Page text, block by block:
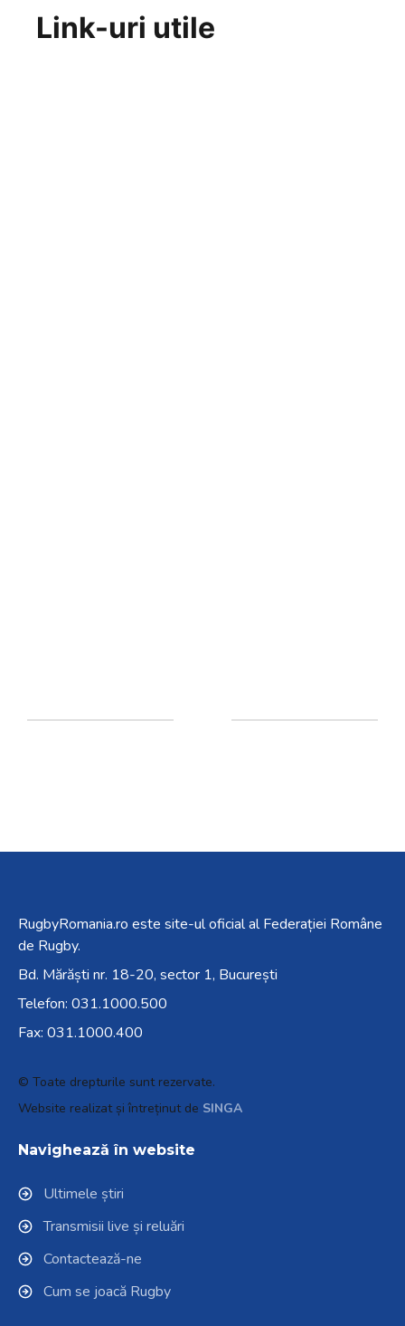
Link-uri utile
RugbyRomania.ro este site-ul oficial al Federației Române
de Rugby.
Bd. Mărăști nr. 18-20, sector 1, București
Telefon: 031.1000.500
Fax: 031.1000.400
© Toate drepturile sunt rezervate.
Website realizat și întreținut de SINGA
Navighează în website
Ultimele știri
Transmisii live și reluări
Contactează-ne
Cum se joacă Rugby